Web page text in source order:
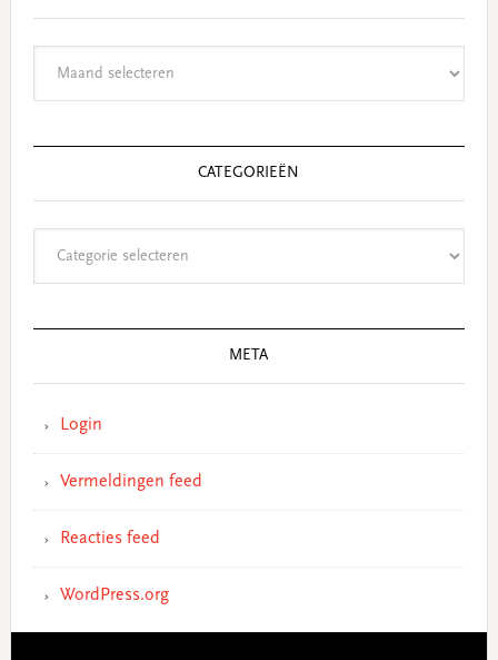
CATEGORIEËN
META
Login
Vermeldingen feed
Reacties feed
WordPress.org